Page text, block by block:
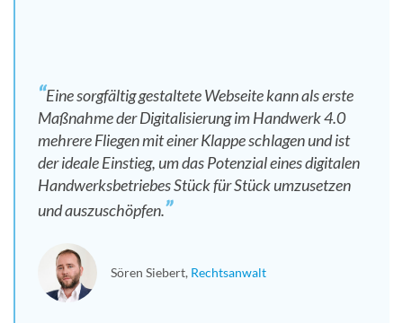
Eine sorgfältig gestaltete Webseite kann als erste
Maßnahme der Digitalisierung im Handwerk 4.0
mehrere Fliegen mit einer Klappe schlagen und ist
der ideale Einstieg, um das Potenzial eines digitalen
Handwerksbetriebes Stück für Stück umzusetzen
und auszuschöpfen.
Sören Siebert Rechtsanwalt